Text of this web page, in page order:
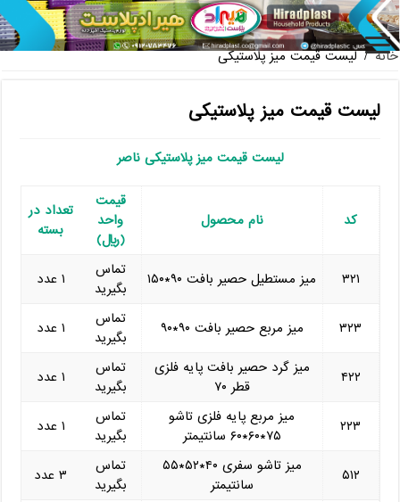
خرید گلدان پلاستیکی نشا به صورت عمده
خانه / لیست قیمت میز پلاستیکی
لیست قیمت میز پلاستیکی
لیست قیمت میز پلاستیکی ناصر
کد نام محصول
قیمت
واحد
(ریال)
تعداد در
بسته
۳۲۱ میز مستطیل حصیر بافت ۹۰*۱۵۰
تماس
بگیرید
۱ عدد
۳۲۳ میز مربع حصیر بافت ۹۰*۹۰
تماس
بگیرید
۱ عدد
۴۲۲
میز گرد حصیر بافت پایه فلزی
قطر ۷۰
تماس
بگیرید
۱ عدد
۲۲۳
میز مربع پایه فلزی تاشو
۷۵*۶۰*۶۰ سانتیمتر
تماس
بگیرید
۱ عدد
۵۱۲
میز تاشو سفری ۴۰*۵۲*۵۵
سانتیمتر
تماس
بگیرید
۳ عدد